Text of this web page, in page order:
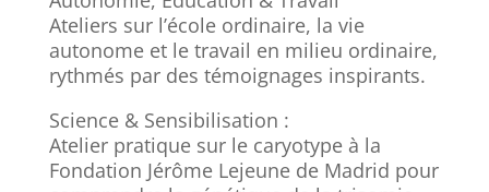
Ateliers sur l’école ordinaire, la vie
autonome et le travail en milieu ordinaire,
rythmés par des témoignages inspirants.
Science & Sensibilisation :
Atelier pratique sur le caryotype à la
Fondation Jérôme Lejeune de Madrid pour